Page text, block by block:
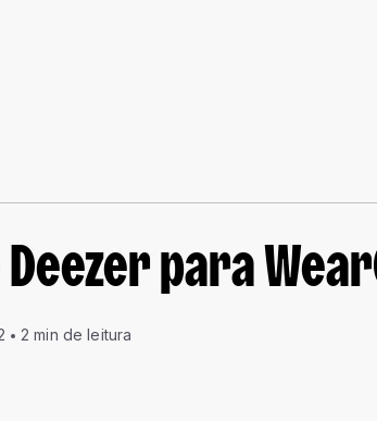
para
2 min de leitura